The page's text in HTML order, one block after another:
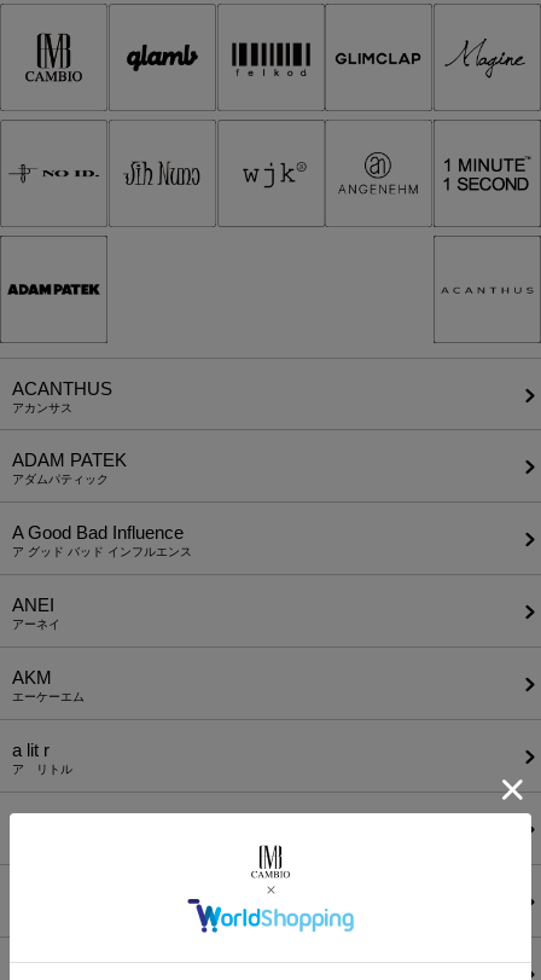
ACANTHUS
アカンサス
ADAM PATEK
アダムパティック
A Good Bad Influence
ア グッド バッド インフルエンス
ANEI
アーネイ
AKM
エーケーエム
a lit r
ア リトル
AUI NITE